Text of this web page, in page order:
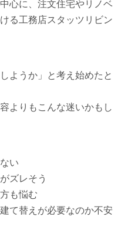
心に、注文住宅やリノベ
る工務店スタッツリビン
ようか」と考え始めたと
よりもこんな迷いかもし
い
ズレそう
も悩む
て替えが必要なのか不安